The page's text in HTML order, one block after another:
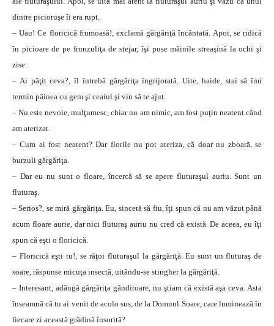
dintre picioruşe îi era rupt.
– Uau! Ce floricică frumoasă!, exclamă gărgăriţă încântată. Apoi, se ridică
în picioare de pe frunzuliţa de stejar, îşi puse mâinile streaşină la ochi şi
zise:
– Ai păţit ceva?, îl întrebă gărgăriţa îngrijorată. Uite, haide, stai să îmi
termin pâinea cu gem şi ceaiul şi vin să te ajut.
– Nu este nevoie, mulţumesc, chiar nu am nimic, am fost puţin neatent când
am aterizat.
– Cum ai fost neatent? Dar florile nu pot ateriza, că doar nu zboară, se
burzuli gărgăriţa.
– Dar eu nu sunt o floare, încercă să se apere fluturaşul auriu. Sunt un
fluturaş.
– Serios?, se miră gărgăriţa. Eu, sinceră să fiu, îţi spun că nu am văzut până
acum floare aurie, dar nici fluturaş auriu nu cred că există. De aceea, eu îţi
spun că eşti o floricică.
– Floricică eşti tu!, se răţoi fluturaşul la gărgăriţă. Eu sunt un fluturaş de
soare, răspunse micuţa insectă, uitându-se stingher la gărgăriţă.
– Interesant, adăugă gărgăriţa gânditoare, nu ştiam că există aşa ceva. Asta
înseamnă că tu ai venit de acolo sus, de la Domnul Soare, care luminează în
fiecare zi această grădină însorită?